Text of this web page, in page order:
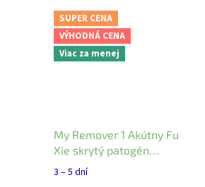
SUPER CENA
VÝHODNÁ CENA
Viac za menej
My Remover 1 Akútny Fu
Xie skrytý patogén
Mycomedica
3 – 5 dní